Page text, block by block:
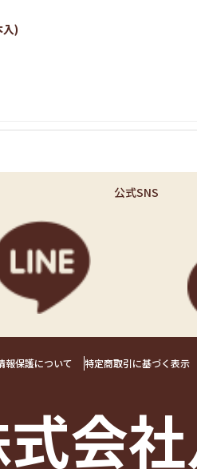
)
公式SNS
報保護について 特定商取引に基づく表示
会